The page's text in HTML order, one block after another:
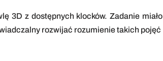
3D z dostępnych klocków. Zadanie miało
rozwijać rozumienie takich pojęć